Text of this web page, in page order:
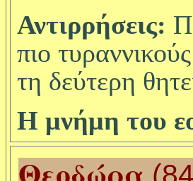
Αντιρρήσεις:
πιο
τη δεύτερη
Η μνήμη του